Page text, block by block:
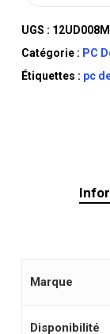
UGS :
Catégorie : PC
Étiquettes : pc
Marque
Disponibilité